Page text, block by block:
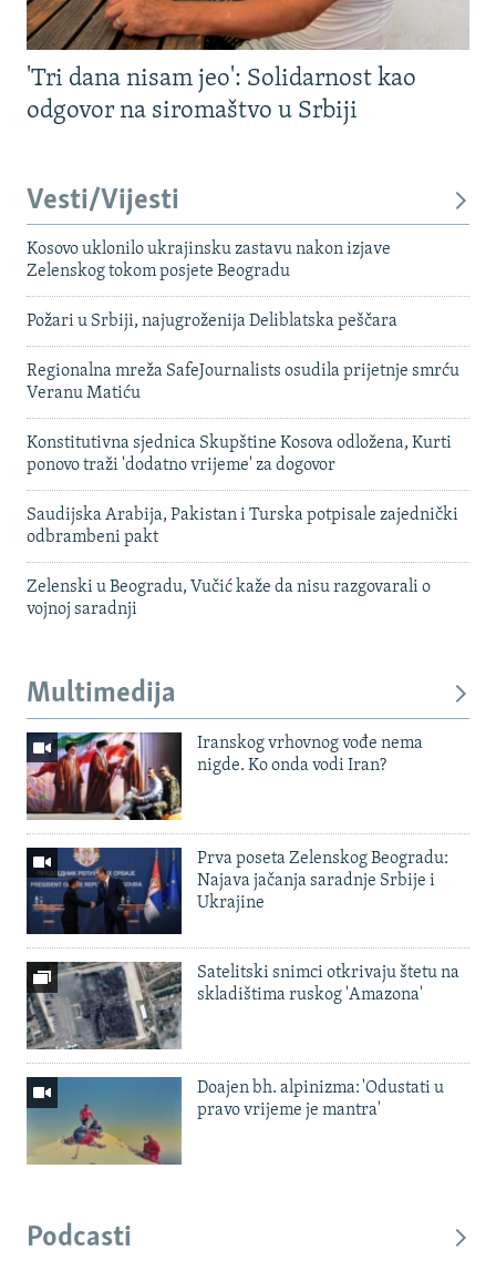
'Tri dana nisam jeo': Solidarnost kao
odgovor na siromaštvo u Srbiji
Vesti/Vijesti
Kosovo uklonilo ukrajinsku zastavu nakon izjave
Zelenskog tokom posjete Beogradu
Požari u Srbiji, najugroženija Deliblatska peščara
Regionalna mreža SafeJournalists osudila prijetnje smrću
Veranu Matiću
Konstitutivna sjednica Skupštine Kosova odložena, Kurti
ponovo traži 'dodatno vrijeme' za dogovor
Saudijska Arabija, Pakistan i Turska potpisale zajednički
odbrambeni pakt
Zelenski u Beogradu, Vučić kaže da nisu razgovarali o
vojnoj saradnji
Multimedija
Iranskog vrhovnog vođe nema
nigde. Ko onda vodi Iran?
Prva poseta Zelenskog Beogradu:
Najava jačanja saradnje Srbije i
Ukrajine
Satelitski snimci otkrivaju štetu na
skladištima ruskog 'Amazona'
Doajen bh. alpinizma: 'Odustati u
pravo vrijeme je mantra'
Podcasti